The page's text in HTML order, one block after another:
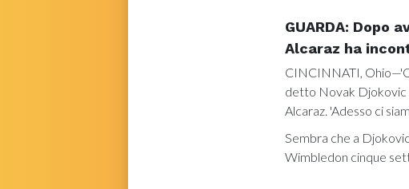
GUARDA: Dopo
Alcaraz ha
CINCINNATI,
detto Novak Djokovic
Alcaraz. 'Adesso ci
Sembra che a
Wimbledon cinque